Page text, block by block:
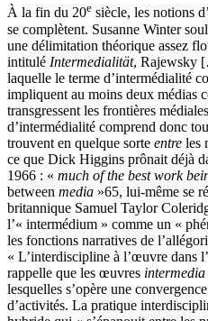
À la fin du 20e siècle, les notions
se complètent. Susanne Winter
une délimitation théorique assez
intitulé Intermedialität, Rajewsky
laquelle le terme d’intermédialité
impliquent au moins deux médias
transgressent les frontières
d’intermédialité comprend donc
trouvent en quelque sorte entre les
ce que Dick Higgins prônait déjà
1966 : « much of the best work
between media »65, lui-même se
britannique Samuel Taylor
l’« intermédium » comme un «
les fonctions narratives de
« L’interdiscipline à l’œuvre dans
rappelle que les œuvres intermedia
lesquelles s’opère une
d’activités. La pratique